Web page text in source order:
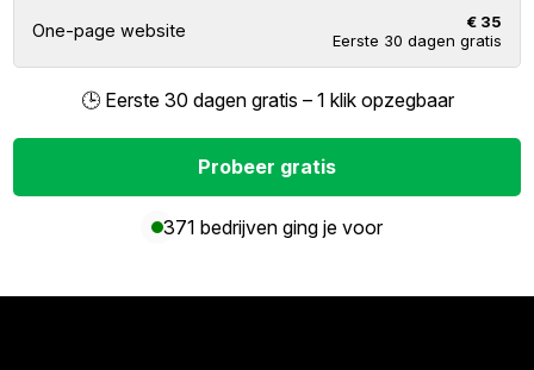
One-page website
€ 35
Eerste 30 dagen gratis
🕒 Eerste 30 dagen gratis – 1 klik opzegbaar
Probeer gratis
371 bedrijven ging je voor